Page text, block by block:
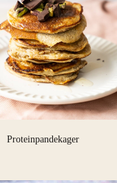
Proteinpandekager